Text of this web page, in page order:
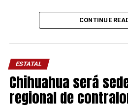
CONTINUE
ESTATAL
Chihuahua será
regional de